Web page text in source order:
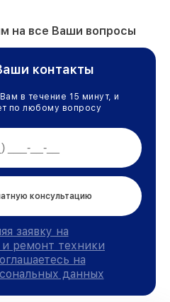
на все Ваши вопросы
контакты
в течение 15 минут, и
по любому вопросу
консультацию
заявку на
ремонт техники
на
данных